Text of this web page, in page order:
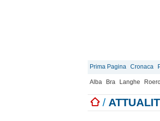
Prima Pagina Cronaca
Alba Bra Langhe
/